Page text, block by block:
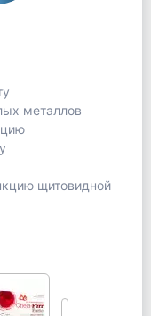
металлов
щитовидной